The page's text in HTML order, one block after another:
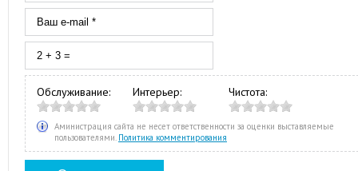
Обслуживание: Интерьер: Чистота:
Аминистрация сайта не несет ответственности за оценки выставляемые
пользователями. Политика комментирования